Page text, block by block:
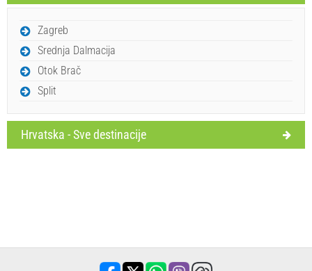
Pošalji upit
Zagreb
Srednja Dalmacija
Otok Brač
Split
Hrvatska - Sve destinacije